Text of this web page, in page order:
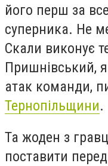
його перш за
суперника. Не
Скали виконує
Пришнівський,
атак команди,
Тернопільщини.
Та жоден з
поставити